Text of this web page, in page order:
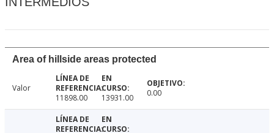
Area of hillside areas protected
Valor
11898.00
13931.00 0.00